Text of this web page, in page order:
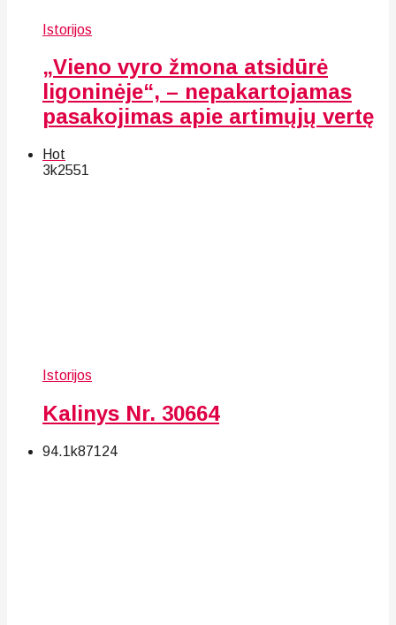
Istorijos
„Vieno vyro žmona atsidūrė
ligoninėje“, – nepakartojamas
pasakojimas apie artimųjų vertę
Hot
3k2551
Istorijos
Kalinys Nr. 30664
94.1k87124